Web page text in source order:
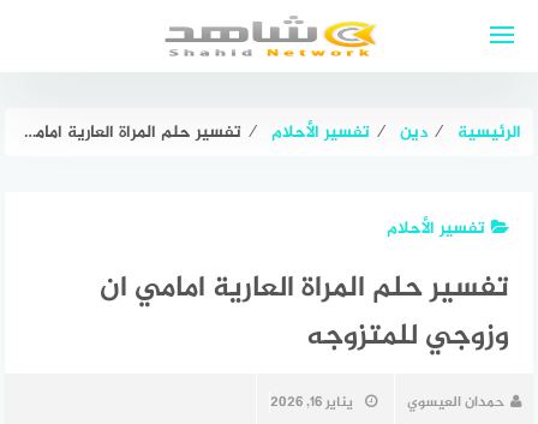
الرئيسية ⁄ دين ⁄ تفسير الأحلام ⁄ تفسير حلم المراة العارية امامي ان وزوجي للمتزوجه
تفسير الأحلام
تفسير حلم المراة العارية امامي ان
وزوجي للمتزوجه
حمدان العيسوي يناير 16, 2026